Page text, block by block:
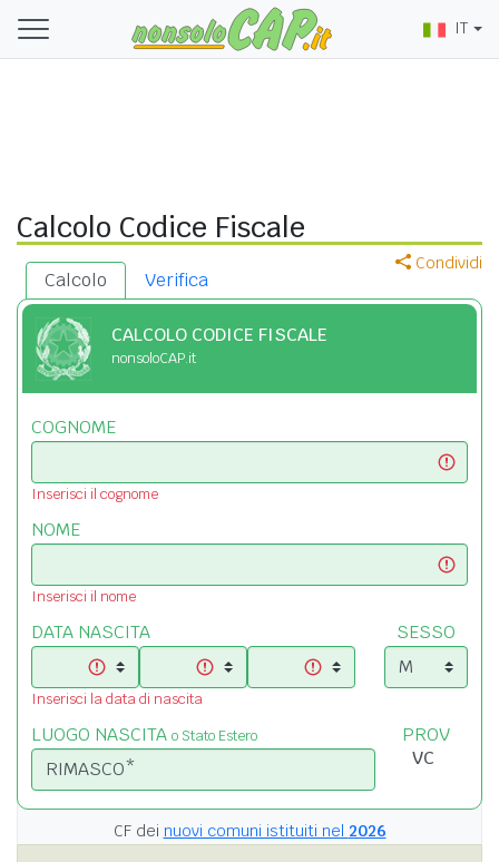
IT
Calcolo Codice Fiscale
Condividi
Calcolo Verifica
CALCOLO CODICE FISCALE
nonsoloCAP.it
COGNOME
Inserisci il cognome
NOME
Inserisci il nome
DATA NASCITA
Inserisci la data di nascita
SESSO
LUOGO NASCITA o Stato Estero PROV
CF dei nuovi comuni istituiti nel 2026